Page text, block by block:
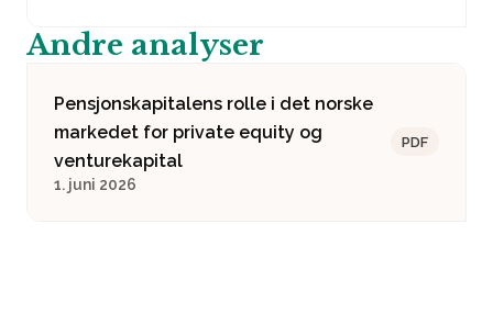
Andre analyser
Pensjonskapitalens rolle i det norske
markedet for private equity og
venturekapital
1. juni 2026
PDF